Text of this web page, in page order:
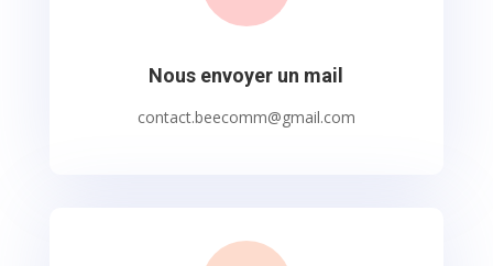
Nous envoyer un mail
contact.beecomm@gmail.com